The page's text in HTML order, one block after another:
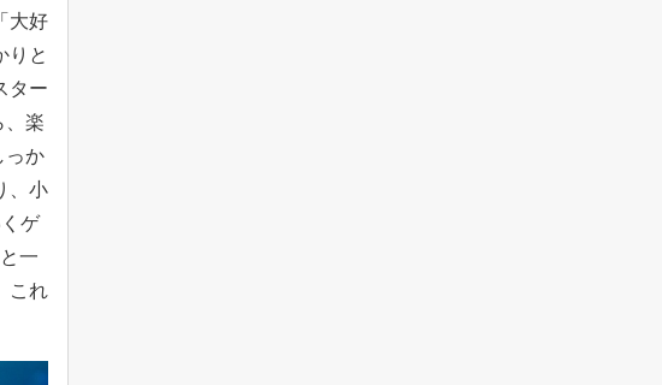
大好
りと
ター
、楽
っか
、小
ゲ
一
これ